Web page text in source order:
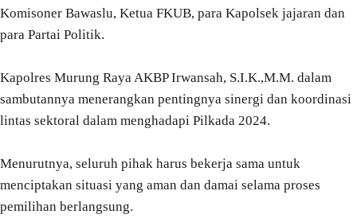
Komisoner Bawaslu, Ketua FKUB, para Kapolsek jajaran dan
para Partai Politik.
Kapolres Murung Raya AKBP Irwansah, S.I.K.,M.M. dalam
sambutannya menerangkan pentingnya sinergi dan koordinasi
lintas sektoral dalam menghadapi Pilkada 2024.
Menurutnya, seluruh pihak harus bekerja sama untuk
menciptakan situasi yang aman dan damai selama proses
pemilihan berlangsung.